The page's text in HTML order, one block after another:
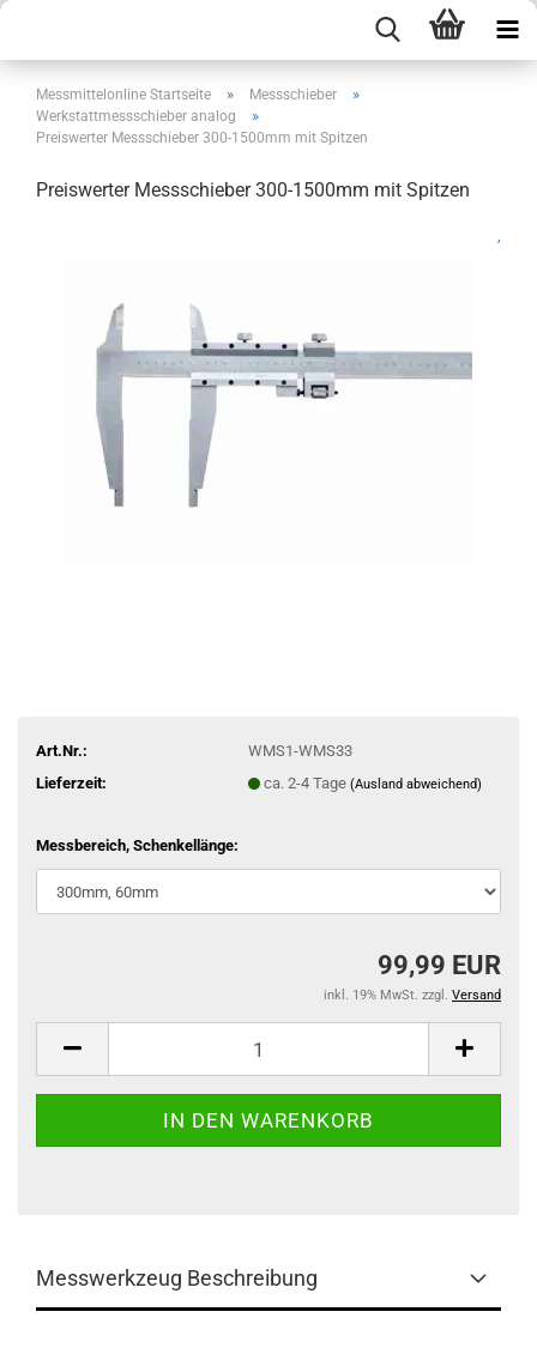
Messmittelonline Startseite » Messschieber »
Werkstattmessschieber analog »
Preiswerter Messschieber 300-1500mm mit Spitzen
Preiswerter Messschieber 300-1500mm mit Spitzen
,
Art.Nr.:
WMS1-WMS33
Lieferzeit:
ca. 2-4 Tage (Ausland abweichend)
Messbereich, Schenkellänge:
99,99 EUR
inkl. 19% MwSt. zzgl. Versand
Messwerkzeug Beschreibung